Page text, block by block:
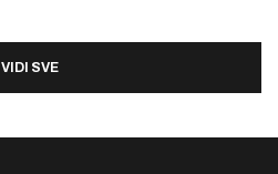
VIDI SVE